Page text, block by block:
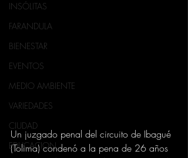
INSÓLITAS
FARANDULA
BIENESTAR
EVENTOS
MEDIO AMBIENTE
VARIEDADES
CIUDAD
EDUCACION
Un juzgado penal del circuito de Ibagué
(Tolima) condenó a la pena de 26 años